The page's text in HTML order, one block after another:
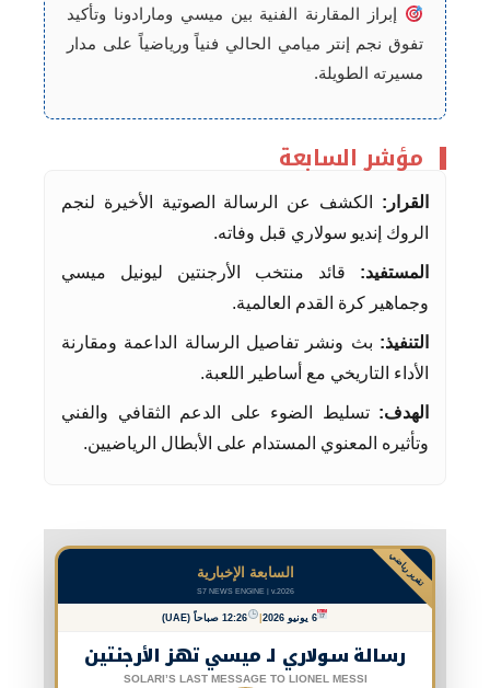
إبراز المقارنة الفنية بين ميسي ومارادونا وتأكيد
تفوق نجم إنتر ميامي الحالي فنياً ورياضياً على مدار
مسيرته الطويلة.
مؤشر السابعة
القرار: الكشف عن الرسالة الصوتية الأخيرة لنجم
الروك إنديو سولاري قبل وفاته.
المستفيد: قائد منتخب الأرجنتين ليونيل ميسي
وجماهير كرة القدم العالمية.
التنفيذ: بث ونشر تفاصيل الرسالة الداعمة ومقارنة
الأداء التاريخي مع أساطير اللعبة.
الهدف: تسليط الضوء على الدعم الثقافي والفني
وتأثيره المعنوي المستدام على الأبطال الرياضيين.
تقرير رياضي السابعة الإخبارية
S7 NEWS ENGINE | v.2026
6 يونيو 2026 12:26 صباحاً (UAE)
رسالة سولاري لـ ميسي تهز الأرجنتين
SOLARI’S LAST MESSAGE TO LIONEL MESSI